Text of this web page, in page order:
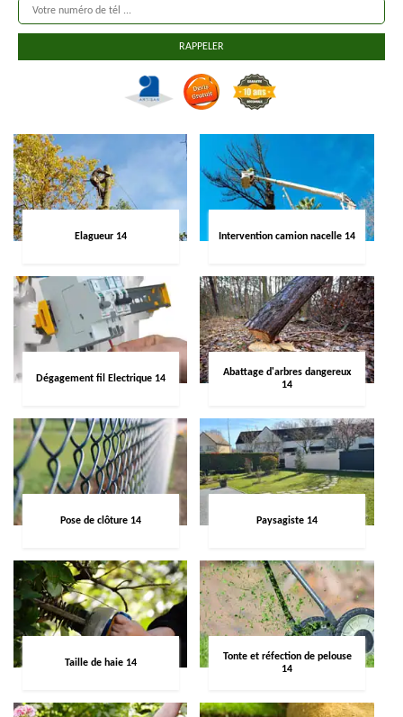
Elagueur 14 Intervention camion nacelle 14
Dégagement fil Electrique 14
Abattage d'arbres dangereux
14
Pose de clôture 14 Paysagiste 14
Taille de haie 14
Tonte et réfection de pelouse
14